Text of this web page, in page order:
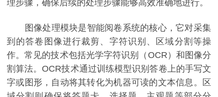
理步骤，确保后续的处理步骤能够高效准确地进行。
图像处理模块是智能阅卷系统的核心，它对采集
到的答卷图像进行裁剪、字符识别、区域分割等操
作。常见的技术包括光学字符识别（OCR）和图像分
割算法。OCR技术通过训练模型识别答卷上的手写文
字或图形，自动将其转化为机器可读的文本信息。区